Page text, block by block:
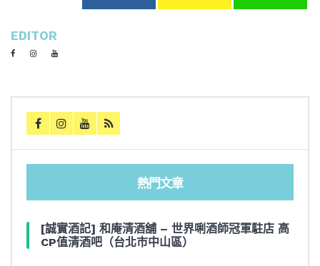
EDITOR
熱門文章
[誠實酒記] 和庵清酒舖 – 世界唎酒師冠軍駐店 高
CP值清酒吧（台北市中山區）